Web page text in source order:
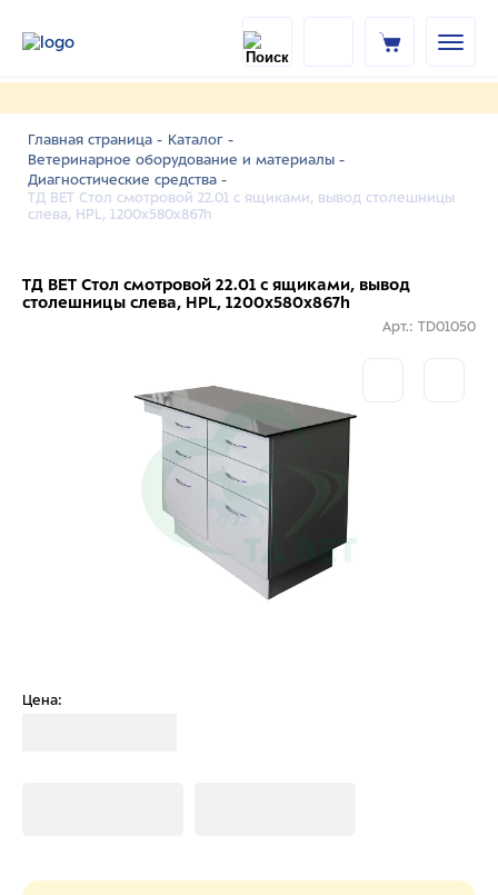
Главная страница - Каталог -
Ветеринарное оборудование и материалы -
Диагностические средства -
ТД ВЕТ Стол смотровой 22.01 с ящиками, вывод столешницы
слева, HPL, 1200х580х867h
ТД ВЕТ Стол смотровой 22.01 с ящиками, вывод
столешницы слева, HPL, 1200х580х867h
Арт.: TD01050
Цена: